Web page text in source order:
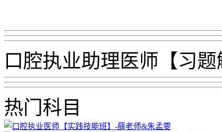
口腔执业助理医师【习
热门科目